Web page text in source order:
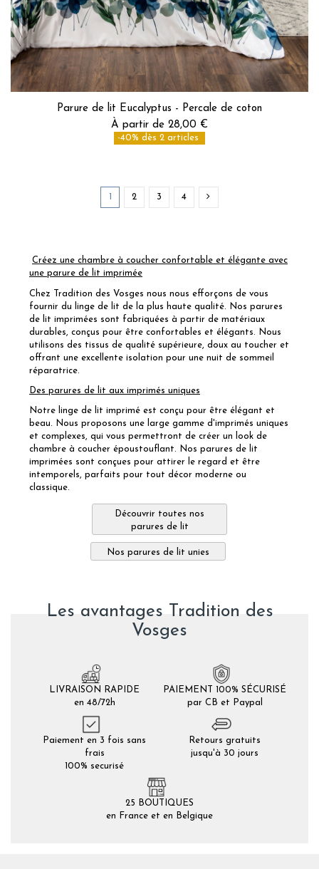
Parure de lit Eucalyptus - Percale de coton
À partir de 28,00 €
-40% dès 2 articles
2 3 4
Créez une chambre à coucher confortable et élégante avec
une parure de lit imprimée
Chez Tradition des Vosges nous nous efforçons de vous
fournir du linge de lit de la plus haute qualité. Nos parures
de lit imprimées sont fabriquées à partir de matériaux
durables, conçus pour être confortables et élégants. Nous
utilisons des tissus de qualité supérieure, doux au toucher et
offrant une excellente isolation pour une nuit de sommeil
réparatrice.
Des parures de lit aux imprimés uniques
Notre linge de lit imprimé est conçu pour être élégant et
beau. Nous proposons une large gamme d'imprimés uniques
et complexes, qui vous permettront de créer un look de
chambre à coucher époustouflant. Nos parures de lit
imprimées sont conçues pour attirer le regard et être
intemporels, parfaits pour tout décor moderne ou
classique.
Découvrir toutes nos
parures de lit
Nos parures de lit unies
Les avantages Tradition des
Vosges
LIVRAISON RAPIDE
en 48/72h
PAIEMENT 100% SÉCURISÉ
par CB et Paypal
Paiement en 3 fois sans
frais
100% securisé
Retours gratuits
jusqu'à 30 jours
25 BOUTIQUES
en France et en Belgique